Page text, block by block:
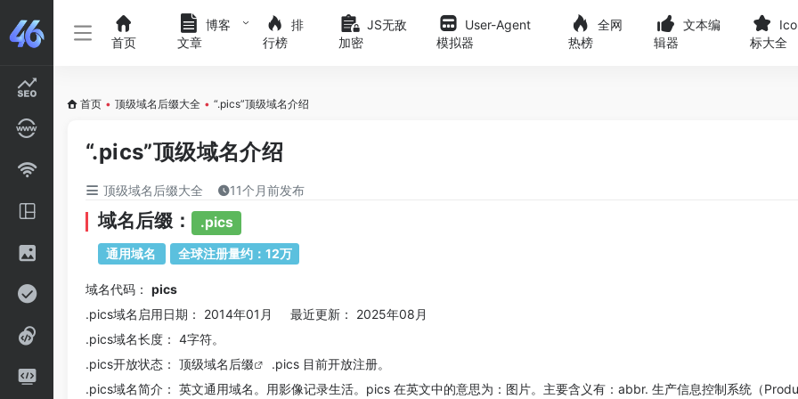
首页
博客
文章
排
行榜
JS无敌
加密
User-Agent
模拟器
全网
热榜
文本编
辑器
标大全
首页 • 顶级域名后缀大全 • “.pics”顶级域名介绍
“.pics”顶级域名介绍
顶级域名后缀大全 11个月前发布
域名后缀： .pics
通用域名 全球注册量约：12万
域名代码： pics
.pics域名 启用日期： 2014年01月 最近更新： 2025年08月
.pics域名长度： 4字符。
.pics开放状态： 顶级域名后缀
.pics 目前开放注册。
.pics域名简介： 英文通用域名。用影像记录生活。pics 在英文中的意思为：图片。主要含义有：abbr. 生产信息控制系统（